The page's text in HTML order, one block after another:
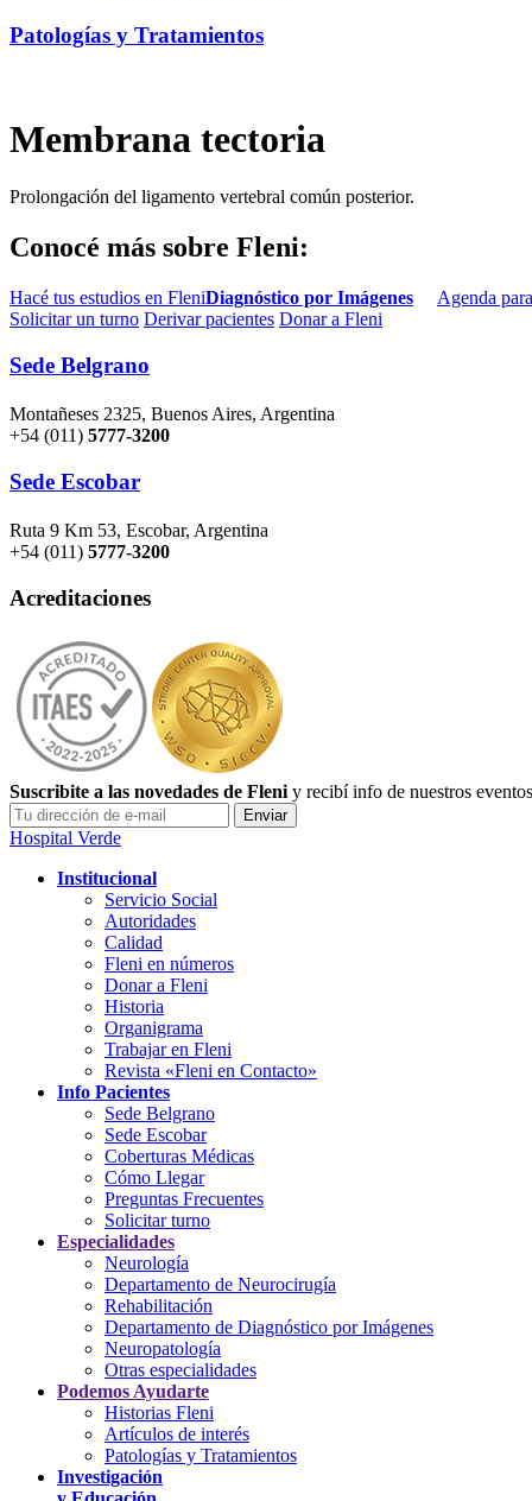
Patologías y Tratamientos
Membrana tectoria
Prolongación del ligamento vertebral común posterior.
Conocé más sobre Fleni:
Hacé tus estudios en FleniDiagnóstico por Imágenes Agenda
Solicitar un turno Derivar pacientes Donar a Fleni
Sede Belgrano
Montañeses 2325, Buenos Aires, Argentina
+54 (011) 5777-3200
Sede Escobar
Ruta 9 Km 53, Escobar, Argentina
+54 (011) 5777-3200
Acreditaciones
Suscribite a las novedades de Fleni y recibí info de nuestros eventos
Hospital Verde
Institucional
Servicio Social
Autoridades
Calidad
Fleni en números
Donar a Fleni
Historia
Organigrama
Trabajar en Fleni
Revista «Fleni en Contacto»
Info Pacientes
Sede Belgrano
Sede Escobar
Coberturas Médicas
Cómo Llegar
Preguntas Frecuentes
Solicitar turno
Especialidades
Neurología
Departamento de Neurocirugía
Rehabilitación
Departamento de Diagnóstico por Imágenes
Neuropatología
Otras especialidades
Podemos Ayudarte
Historias Fleni
Artículos de interés
Patologías y Tratamientos
Investigación